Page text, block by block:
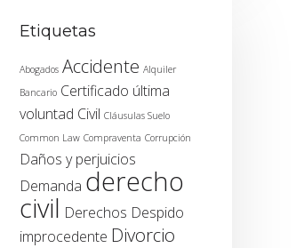
Etiquetas
Abogados Accidente Alquiler
Bancario Certificado última
voluntad Civil Cláusulas Suelo
Common Law Compraventa Corrupción
Daños y perjuicios
Demanda derecho
civil Derechos Despido
improcedente Divorcio